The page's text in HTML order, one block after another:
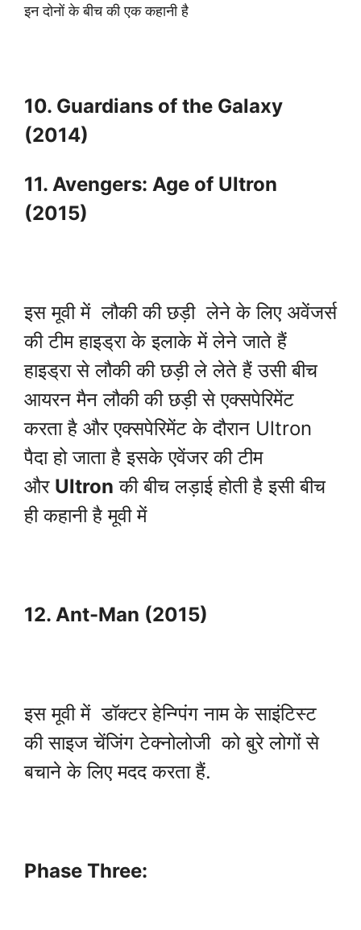
इन दोनों के बीच की एक कहानी है
10. Guardians of the Galaxy
(2014)
11. Avengers: Age of Ultron
(2015)
इस मूवी में लौकी की छड़ी लेने के लिए अवेंजर्स
की टीम हाइड्रा के इलाके में लेने जाते हैं
हाइड्रा से लौकी की छड़ी ले लेते हैं उसी बीच
आयरन मैन लौकी की छड़ी से एक्सपेरिमेंट
करता है और एक्सपेरिमेंट के दौरान Ultron
पैदा हो जाता है इसके एवेंजर की टीम
और Ultron की बीच लड़ाई होती है इसी बीच
ही कहानी है मूवी में
12. Ant-Man (2015)
इस मूवी में डॉक्टर हेन्ग्पिंग नाम के साइंटिस्ट
की साइज चेंजिंग टेक्नोलोजी को बुरे लोगों से
बचाने के लिए मदद करता हैं.
Phase Three: